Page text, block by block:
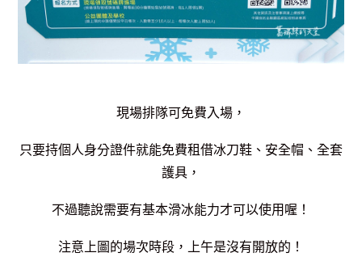
現場排隊可免費入場，
只要持個人身分證件就能免費租借冰刀鞋、安全帽、全套
護具，
不過聽說需要有基本滑冰能力才可以使用喔！
注意上圖的場次時段，上午是沒有開放的！